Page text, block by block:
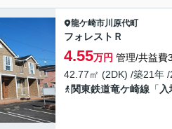
龍ケ崎市川原代町
フォレストＲ
4.55万円 管理/共益費
42.77㎡ (2DK) /築21年 /
関東鉄道竜ケ崎線 「